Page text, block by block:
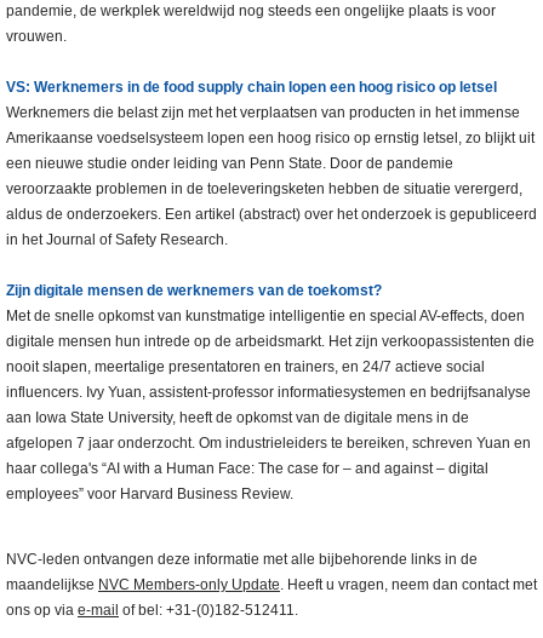
pandemie, de werkplek wereldwijd nog steeds een ongelijke plaats is voor
vrouwen.
VS: Werknemers in de food supply chain lopen een hoog risico op letsel
Werknemers die belast zijn met het verplaatsen van producten in het immense
Amerikaanse voedselsysteem lopen een hoog risico op ernstig letsel, zo blijkt uit
een nieuwe studie onder leiding van Penn State. Door de pandemie
veroorzaakte problemen in de toeleveringsketen hebben de situatie verergerd,
aldus de onderzoekers. Een artikel (abstract) over het onderzoek is gepubliceerd
in het Journal of Safety Research.
Zijn digitale mensen de werknemers van de toekomst?
Met de snelle opkomst van kunstmatige intelligentie en special AV-effects, doen
digitale mensen hun intrede op de arbeidsmarkt. Het zijn verkoopassistenten die
nooit slapen, meertalige presentatoren en trainers, en 24/7 actieve social
influencers. Ivy Yuan, assistent-professor informatiesystemen en bedrijfsanalyse
aan Iowa State University, heeft de opkomst van de digitale mens in de
afgelopen 7 jaar onderzocht. Om industrieleiders te bereiken, schreven Yuan en
haar collega's “AI with a Human Face: The case for – and against – digital
employees” voor Harvard Business Review.
NVC-leden ontvangen deze informatie met alle bijbehorende links in de
maandelijkse NVC Members-only Update. Heeft u vragen, neem dan contact met
ons op via e-mail of bel: +31-(0)182-512411.